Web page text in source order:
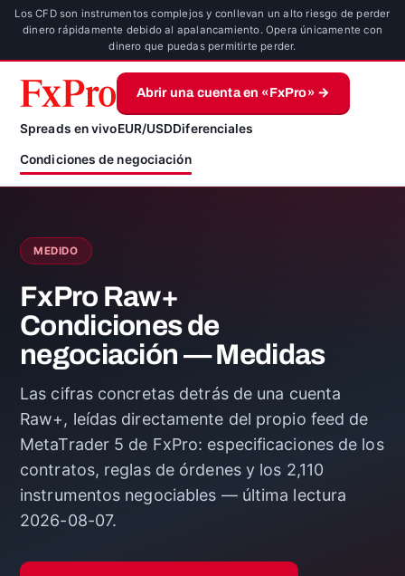
Los CFD son instrumentos complejos y conllevan un alto riesgo de perder
dinero rápidamente debido al apalancamiento. Opera únicamente con
dinero que puedas permitirte perder.
Spreads en vivoEUR/USDDiferenciales
Condiciones de negociación
Abrir una cuenta en «FxPro» →
MEDIDO
FxPro Raw+
Condiciones de
negociación — Medidas
Las cifras concretas detrás de una cuenta
Raw+, leídas directamente del propio feed de
MetaTrader 5 de FxPro: especificaciones de los
contratos, reglas de órdenes y los 2,110
instrumentos negociables — última lectura
2026-08-07.